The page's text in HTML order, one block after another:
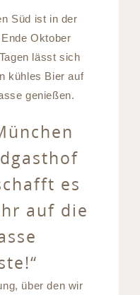
Süd ist in der
Oktober
lässt sich
kühles Bier auf
genießen.
es
auf die
über den wir